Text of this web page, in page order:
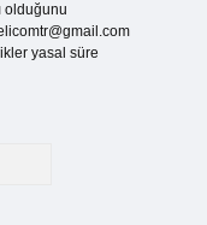
olduğunu
yasal süre